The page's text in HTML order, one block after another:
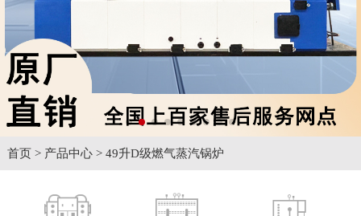
首页> 产品中心> 49升D级燃气蒸汽锅炉